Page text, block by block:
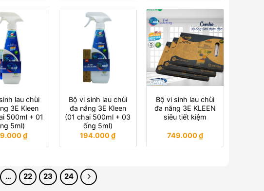
lau chùi
3E Kleen
500ml + 01
5ml)
₫
Bộ vi sinh lau chùi
đa năng 3E Kleen
(01 chai 500ml + 03
ống 5ml)
194.000₫
Bộ vi sinh lau chùi
đa năng 3E KLEEN
siêu tiết kiệm
749.000₫
… 22 23 24